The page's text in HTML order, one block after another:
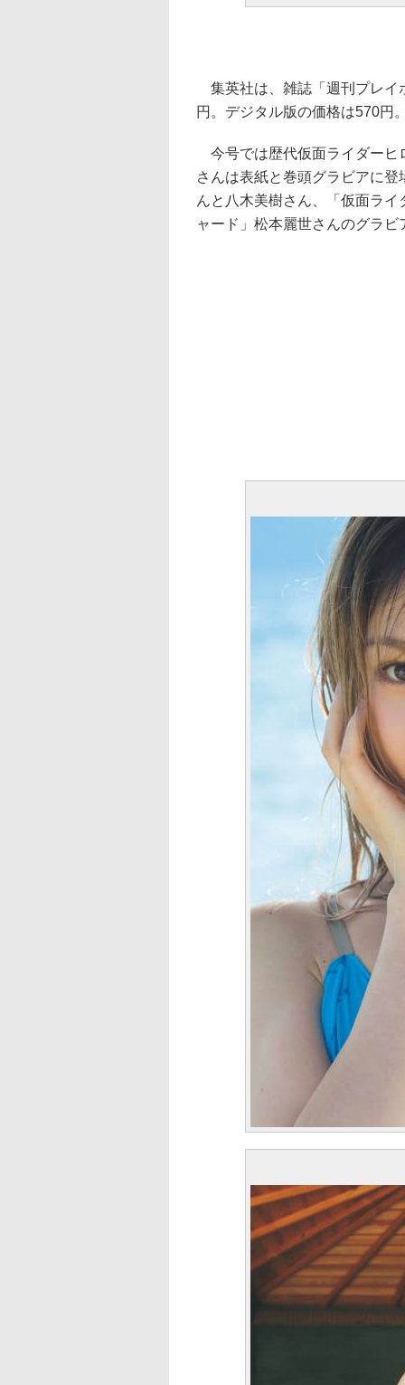
集英社は、雑誌「週刊プレイ
円。デジタル版の価格は570円
今号では歴代仮面ライダーヒ
さんは表紙と巻頭グラビアに
んと八木美樹さん、「仮面ラ
ャード」松本麗世さんのグラビ